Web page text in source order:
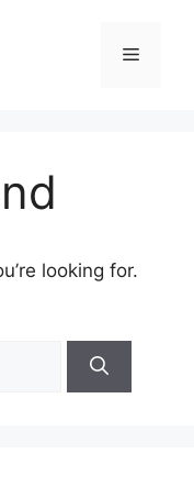
Menu
looking for.